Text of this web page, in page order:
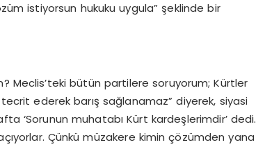
istiyorsun hukuku uygula” şeklinde bir
Meclis’teki bütün partilere soruyorum; Kürtler
tecrit ederek barış sağlanamaz” diyerek, siyasi
‘Sorunun muhatabı Kürt kardeşlerimdir’ dedi.
Çünkü müzakere kimin çözümden yana